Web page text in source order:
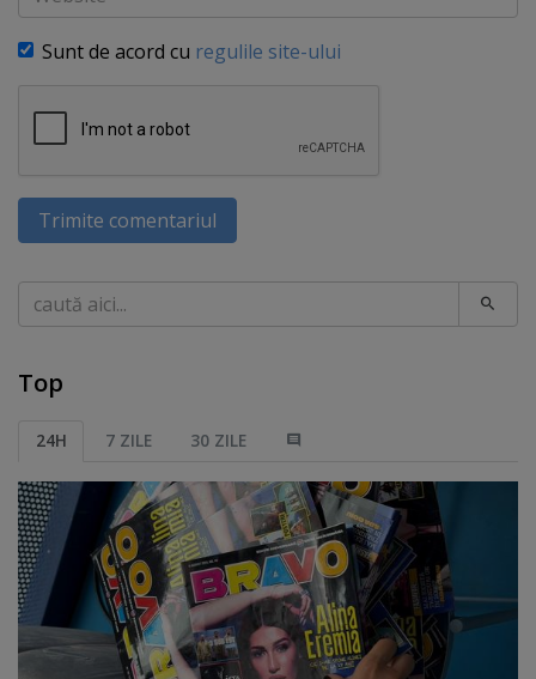
Sunt de acord cu regulile site-ului
Trimite comentariul
Caută
Top
24H 7 ZILE 30 ZILE